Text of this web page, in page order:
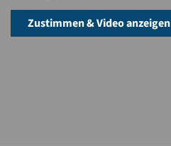
Zustimmen & Video anzeigen